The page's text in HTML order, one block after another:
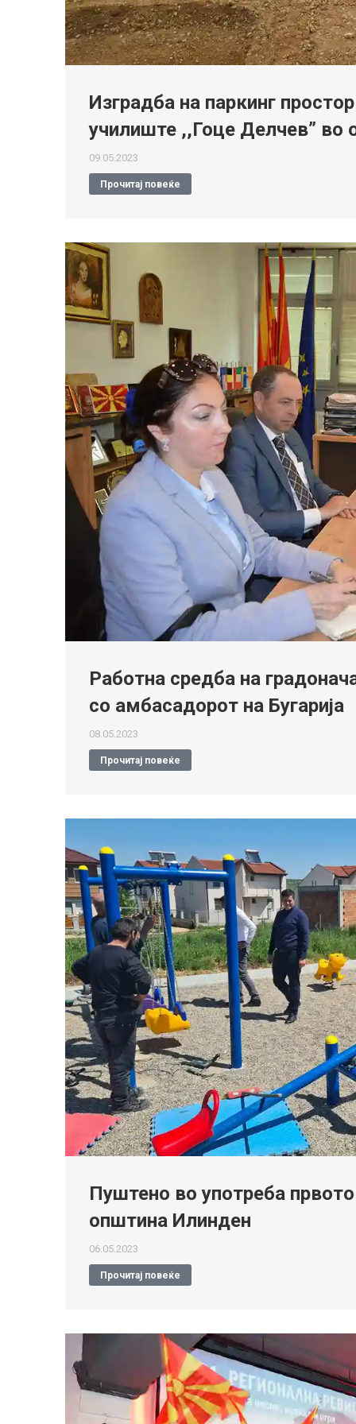
Изградба на паркинг
училиште ,,Гоце Делчев” во
09.05.2023
Прочитај повеќе
Работна средба на
со амбасадорот на Бугарија
08.05.2023
Прочитај повеќе
Пуштено во употреба
општина Илинден
06.05.2023
Прочитај повеќе